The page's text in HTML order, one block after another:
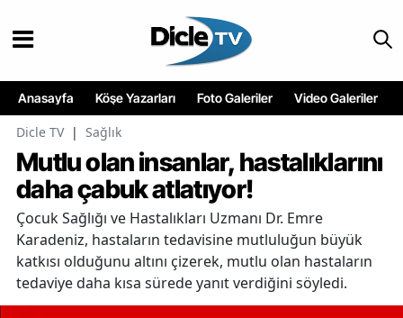
Anasayfa Köşe Yazarları Foto Galeriler Video Galeriler
Dicle TV | Sağlık
Mutlu olan insanlar, hastalıklarını
daha çabuk atlatıyor!
Çocuk Sağlığı ve Hastalıkları Uzmanı Dr. Emre
Karadeniz, hastaların tedavisine mutluluğun büyük
katkısı olduğunu altını çizerek, mutlu olan hastaların
tedaviye daha kısa sürede yanıt verdiğini söyledi.